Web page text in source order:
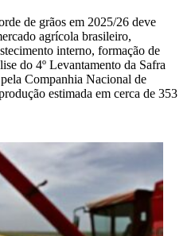
de grãos em 2025/26 deve
agrícola brasileiro,
interno, formação de
do 4º Levantamento da Safra
Companhia Nacional de
estimada em cerca de 353